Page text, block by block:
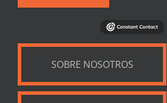
SOBRE NOSOTROS